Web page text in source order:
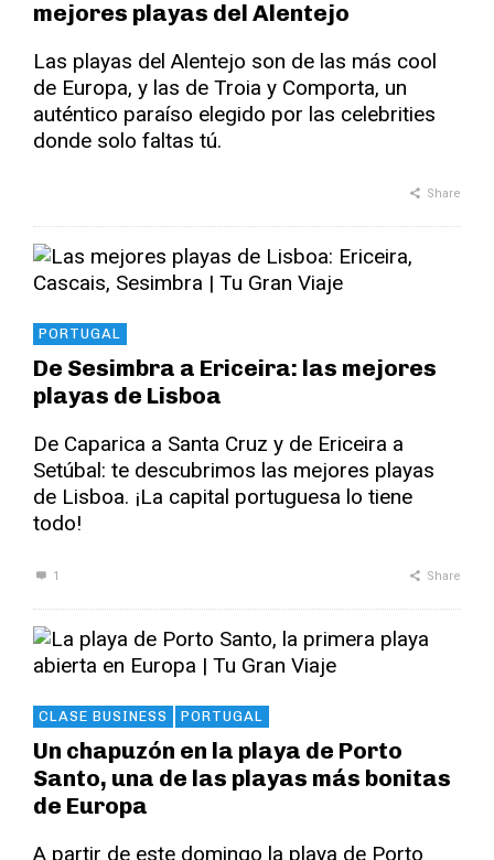
mejores playas del Alentejo
Las playas del Alentejo son de las más cool
de Europa, y las de Troia y Comporta, un
auténtico paraíso elegido por las celebrities
donde solo faltas tú.
Share
PORTUGAL
De Sesimbra a Ericeira: las mejores
playas de Lisboa
De Caparica a Santa Cruz y de Ericeira a
Setúbal: te descubrimos las mejores playas
de Lisboa. ¡La capital portuguesa lo tiene
todo!
1 Share
CLASE BUSINESS PORTUGAL
Un chapuzón en la playa de Porto
Santo, una de las playas más bonitas
de Europa
A partir de este domingo la playa de Porto